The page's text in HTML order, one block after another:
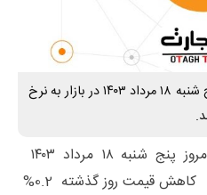
قیمت هر بیت کوین به تومان پنج شنبه ۱۸ مرداد ۱۴۰۳ در بازار به نرخ
۱۸ مرداد ۱۴۰۳
(Bitcoin) علیرغم رشد قبلی با کاهش قیمت روز گذشته 0.2%